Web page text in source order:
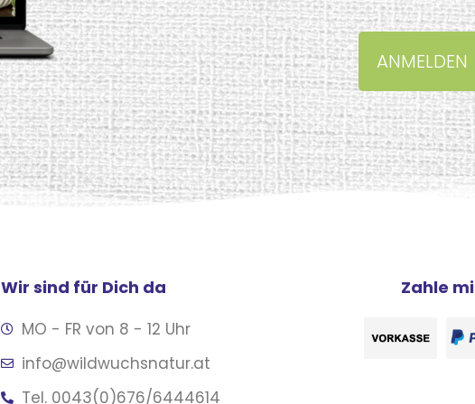
Wir sind für Dich da
MO - FR von 8 - 12 Uhr
info@wildwuchsnatur.at
Tel. 0043(0)676/6444614
Zahle